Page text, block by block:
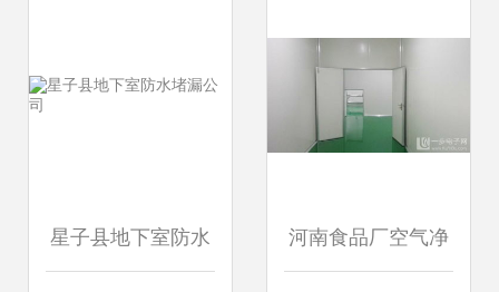
星子县地下室防水 河南食品厂空气净